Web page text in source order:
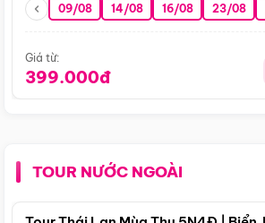
09/08 14/08 16/08 23/08
Giá từ:
399.000đ
TOUR NƯỚC NGOÀI